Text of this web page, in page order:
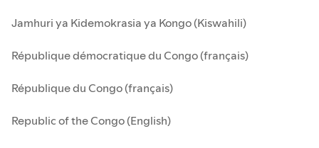
Jamhuri ya Kidemokrasia ya Kongo (Kiswahili)
République démocratique du Congo (français)
République du Congo (français)
Republic of the Congo (English)